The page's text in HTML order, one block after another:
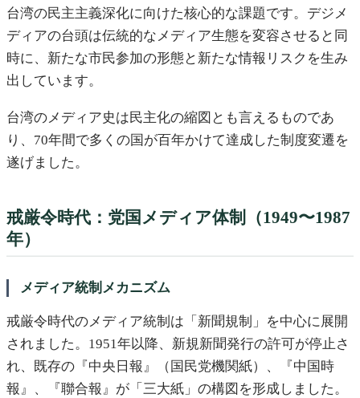
台湾の民主主義深化に向けた核心的な課題です。デジメ
ディアの台頭は伝統的なメディア生態を変容させると同
時に、新たな市民参加の形態と新たな情報リスクを生み
出しています。
台湾のメディア史は民主化の縮図とも言えるものであ
り、70年間で多くの国が百年かけて達成した制度変遷を
遂げました。
戒厳令時代：党国メディア体制（1949〜1987
年）
メディア統制メカニズム
戒厳令時代のメディア統制は「新聞規制」を中心に展開
されました。1951年以降、新規新聞発行の許可が停止さ
れ、既存の『中央日報』（国民党機関紙）、『中国時
報』、『聯合報』が「三大紙」の構図を形成しました。